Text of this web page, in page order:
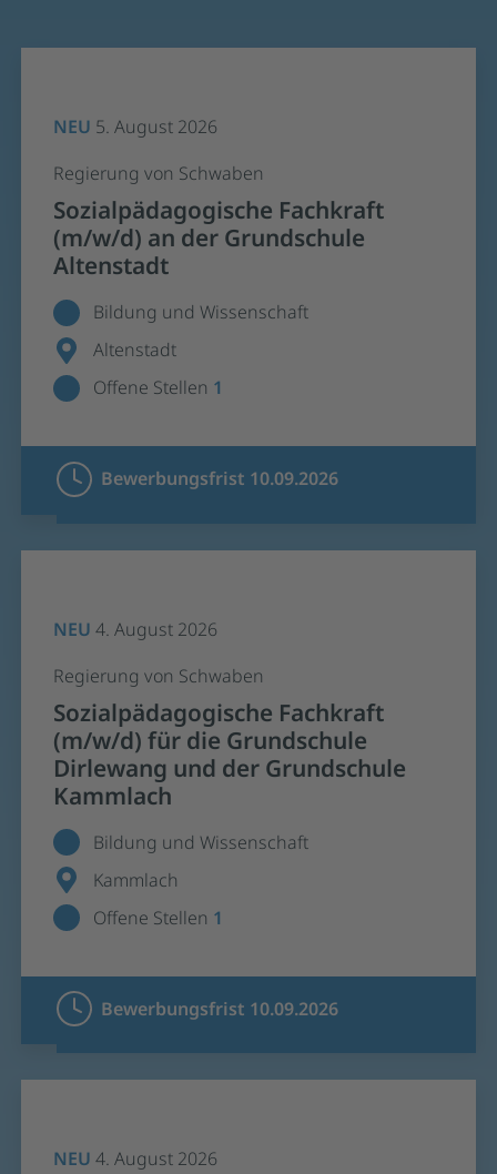
NEU 5. August 2026
Regierung von Schwaben
Sozialpädagogische Fachkraft
(m/w/d) an der Grundschule
Altenstadt
Bildung und Wissenschaft
Altenstadt
Offene Stellen 1
Bewerbungsfrist 10.09.2026
NEU 4. August 2026
Regierung von Schwaben
Sozialpädagogische Fachkraft
(m/w/d) für die Grundschule
Dirlewang und der Grundschule
Kammlach
Bildung und Wissenschaft
Kammlach
Offene Stellen 1
Bewerbungsfrist 10.09.2026
NEU 4. August 2026